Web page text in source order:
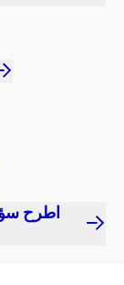
اطرح